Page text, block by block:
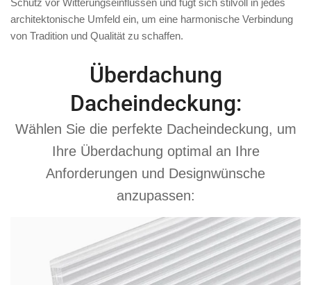
Schutz vor Witterungseinflüssen und fügt sich stilvoll in jedes
architektonische Umfeld ein, um eine harmonische Verbindung
von Tradition und Qualität zu schaffen.
Überdachung
Dacheindeckung:
Wählen Sie die perfekte Dacheindeckung, um
Ihre Überdachung optimal an Ihre
Anforderungen und Designwünsche
anzupassen: